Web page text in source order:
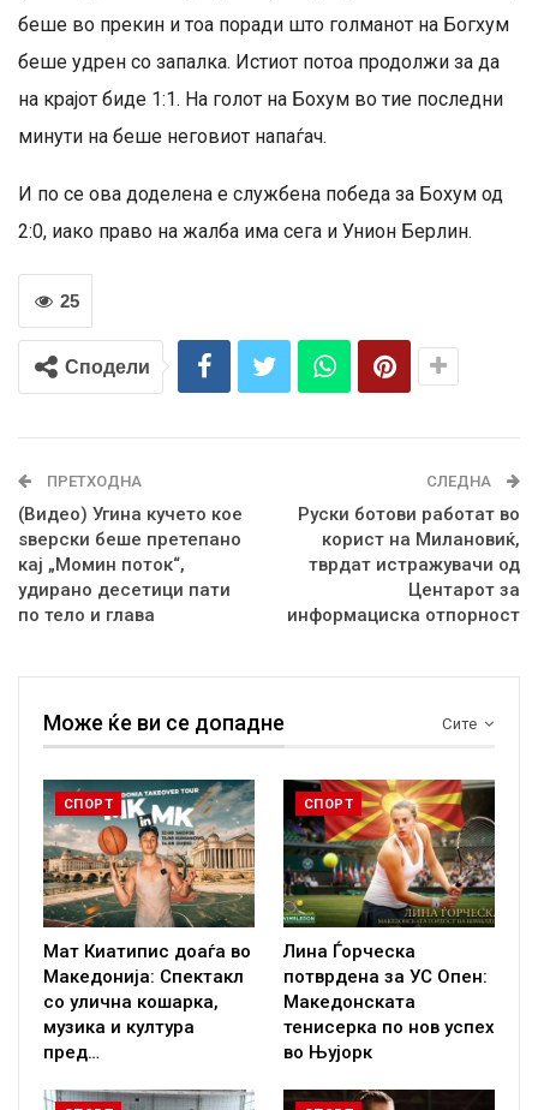
беше во прекин и тоа поради што голманот на Богхум
беше удрен со запалка. Истиот потоа продолжи за да
на крајот биде 1:1. На голот на Бохум во тие последни
минути на беше неговиот напаѓач.
И по се ова доделена е службена победа за Бохум од
2:0, иако право на жалба има сега и Унион Берлин.
25
Сподели
ПРЕТХОДНА
(Видео) Угина кучето кое
ѕверски беше претепано
кај „Момин поток“,
удирано десетици пати
по тело и глава
СЛЕДНА
Руски ботови работат во
корист на Милановиќ,
тврдат истражувачи од
Центарот за
информациска отпорност
Сите
Може ќе ви се допадне
СПОРТ
Мат Киатипис доаѓа во
Македонија: Спектакл
со улична кошарка,
музика и култура
пред…
СПОРТ
Лина Ѓорческа
потврдена за УС Опен:
Македонската
тенисерка по нов успех
во Њујорк